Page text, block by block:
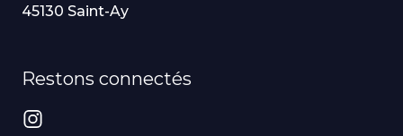
45130 Saint-Ay
Restons connectés